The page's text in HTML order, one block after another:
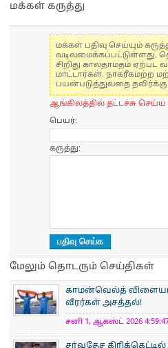
மக்கள் கருத்து
மக்கள் பதிவு செய்யும்
வடிவமைக்கப்பட்டுள்ளது.
சிறிது காலதாமதம் ஏற்பட
மாட்டார்கள். நாகரீகமற்ற
பயன்படுத்துவதை
ஆங்கிலத்தில் தட்டச்சு செய்ய
பெயர்:
கருத்து:
மேலும் தொடரும் செய்திகள்
காமன்வெல்த்
வீரர்கள் அசத்தல்!
சனி 1, ஆகஸ்ட் 2026 4:59:47
சர்வதேச